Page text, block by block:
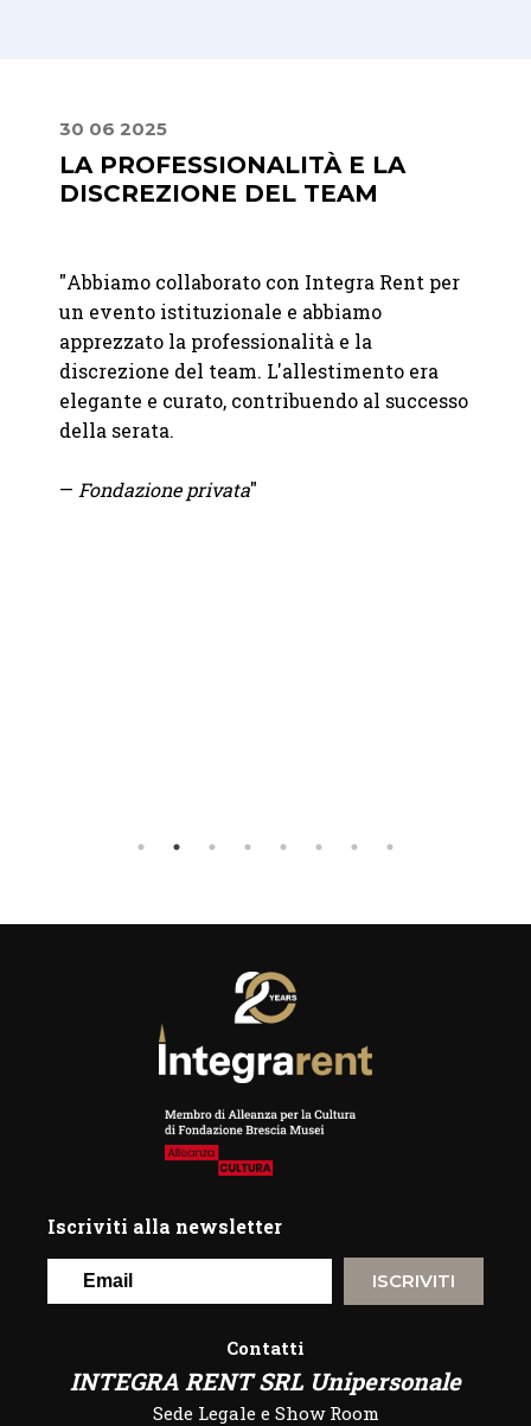
30 06 2025
LA PROFESSIONALITÀ E LA
DISCREZIONE DEL TEAM
"Abbiamo collaborato con Integra Rent per
un evento istituzionale e abbiamo
apprezzato la professionalità e la
discrezione del team. L'allestimento era
elegante e curato, contribuendo al successo
della serata.
— Fondazione privata"
Iscriviti alla newsletter
ISCRIVITI
Contatti
INTEGRA RENT SRL Unipersonale
Sede Legale e Show Room